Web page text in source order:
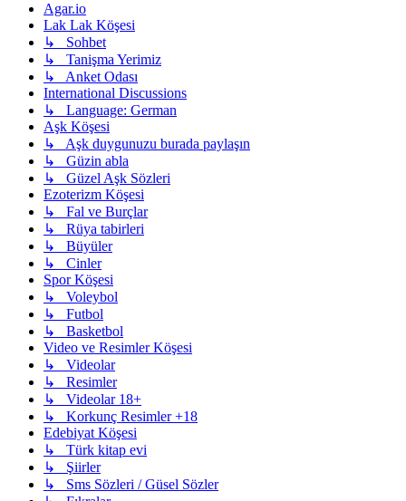
Agar.io
Lak Lak Köşesi
↳ Sohbet
↳ Tanişma Yerimiz
↳ Anket Odası
International Discussions
↳ Language: German
Aşk Köşesi
↳ Aşk duygunuzu burada paylaşın
↳ Güzin abla
↳ Güzel Aşk Sözleri
Ezoterizm Köşesi
↳ Fal ve Burçlar
↳ Rüya tabirleri
↳ Büyüler
↳ Cinler
Spor Köşesi
↳ Voleybol
↳ Futbol
↳ Basketbol
Video ve Resimler Köşesi
↳ Videolar
↳ Resimler
↳ Videolar 18+
↳ Korkunç Resimler +18
Edebiyat Köşesi
↳ Türk kitap evi
↳ Şiirler
↳ Sms Sözleri / Güsel Sözler